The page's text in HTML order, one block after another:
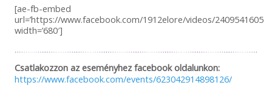
[ae-fb-embed
url=’https://www.facebook.com/1912elore/videos/
width=’680′]
Csatlakozzon az eseményhez facebook oldalunkon:
https://www.facebook.com/events/623042914898126/